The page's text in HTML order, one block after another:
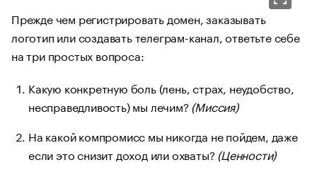
Прежде чем регистрировать домен, заказывать
логотип или создавать телеграм-канал, ответьте себе
на три простых вопроса:
Какую конкретную боль (лень, страх, неудобство,
несправедливость) мы лечим? (Миссия)
На какой компромисс мы никогда не пойдем, даже
если это снизит доход или охваты? (Ценности)